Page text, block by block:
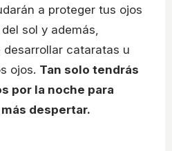
a proteger tus ojos
sol y además,
cataratas u
ojos. Tan solo tendrás
por la noche para
despertar.